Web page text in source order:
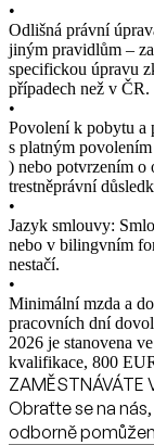
•
Odlišná právní
jiným pravidlům –
specifickou úpravu
případech než v ČR.
•
Povolení k pobytu a
s platným
) nebo potvrzením o
trestněprávní
•
Jazyk smlouvy:
nebo v bilingvním
nestačí.
•
Minimální mzda a
pracovních dní
2026 je stanovena
kvalifikace, 800
ZAMĚSTNÁVÁTE
Obraťte se na
odborně